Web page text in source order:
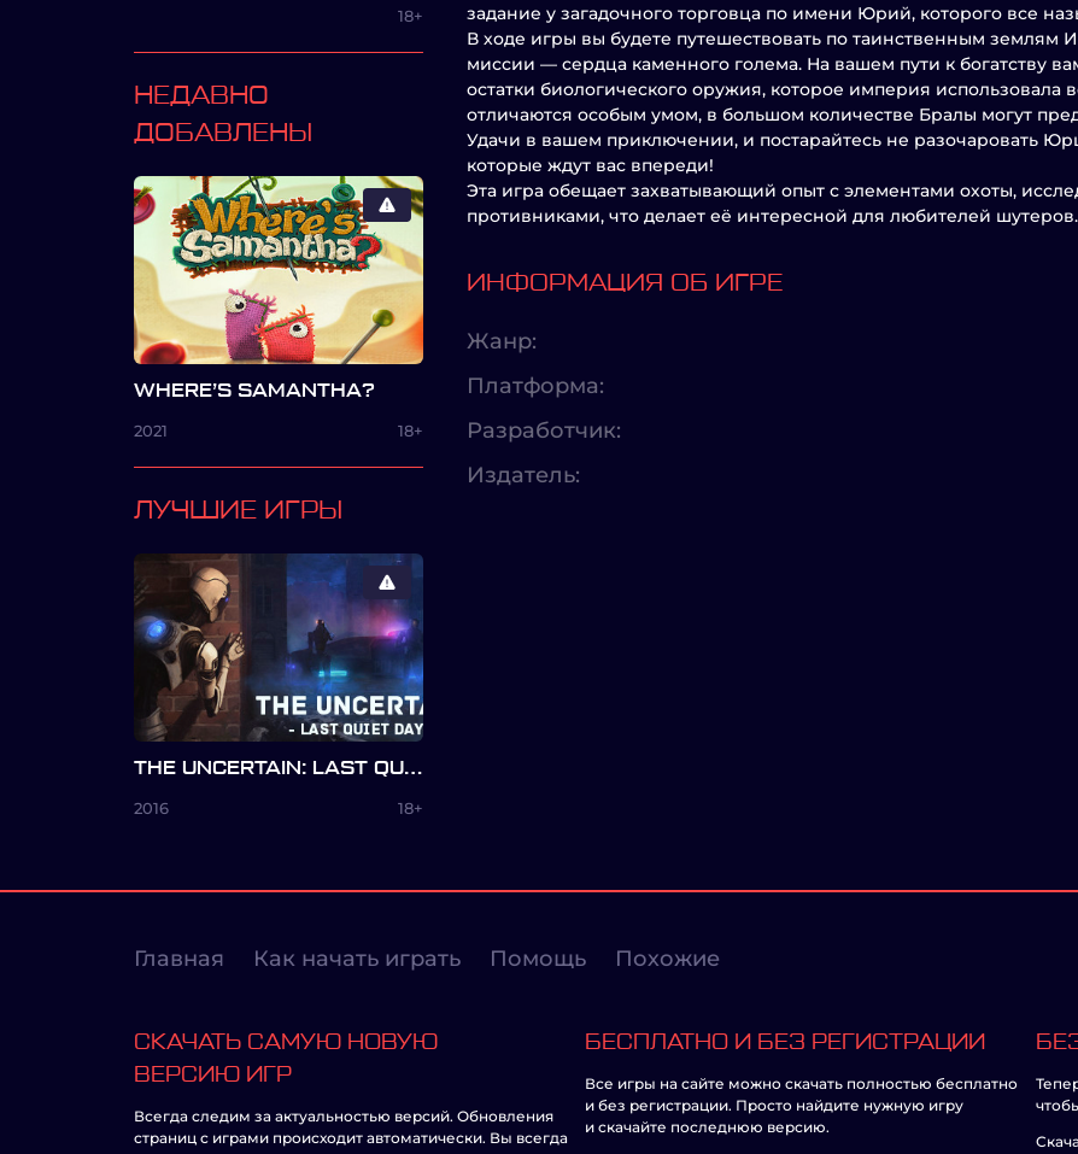
18+
НЕДАВНО
ДОБАВЛЕНЫ
WHERE’S SAMANTHA?
2021 18+
ЛУЧШИЕ ИГРЫ
THE UNCERTAIN: LAST QUIET DAY
2016 18+
задание у загадочного торговца по имени Юрий, которого все
В ходе игры вы будете путешествовать по таинственным землям
миссии — сердца каменного голема. На вашем пути к богатству
остатки биологического оружия, которое империя
отличаются особым умом, в большом количестве Бралы могут
Удачи в вашем приключении, и постарайтесь не разочаровать
которые ждут вас впереди!
Эта игра обещает захватывающий опыт с элементами охоты,
противниками, что делает её интересной для любителей шутеров.
ИНФОРМАЦИЯ ОБ ИГРЕ
Жанр:
Платформа:
Разработчик:
Издатель:
Главная Как начать играть Помощь Похожие
СКАЧАТЬ САМУЮ НОВУЮ
ВЕРСИЮ ИГР
Всегда следим за актуальностью версий. Обновления
страниц с играми происходит автоматически. Вы всегда
БЕСПЛАТНО И БЕЗ РЕГИСТРАЦИИ
Все игры на сайте можно скачать полностью бесплатно
и без регистрации. Просто найдите нужную игру
и скачайте последнюю версию.